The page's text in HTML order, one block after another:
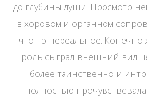
до глубины души. Просмотр
в хоровом и органном
что-то нереальное.
роль сыграл внешний вид
более таинственно и
полностью